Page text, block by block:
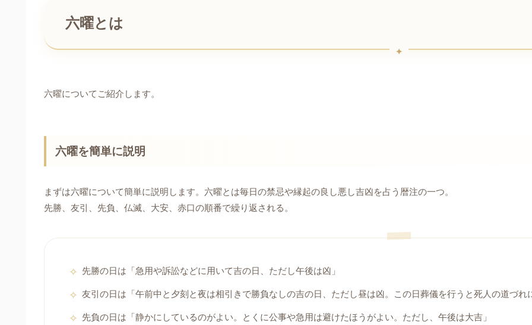
六曜とは
六曜についてご紹介します。
六曜を簡単に説明
まずは六曜について簡単に説明します。六曜とは毎日の禁忌や縁起の良し悪し吉凶を占う暦注の一つ。
先勝、友引、先負、仏滅、大安、赤口の順番で繰り返される。
先勝の日は「急用や訴訟などに用いて吉の日、ただし午後は凶」
友引の日は「午前中と夕刻と夜は相引きで勝負なしの吉の日、ただし昼は凶。この日葬儀を行うと死人の道づれ
先負の日は「静かにしているのがよい。とくに公事や急用は避けたほうがよい。ただし、午後は大吉」